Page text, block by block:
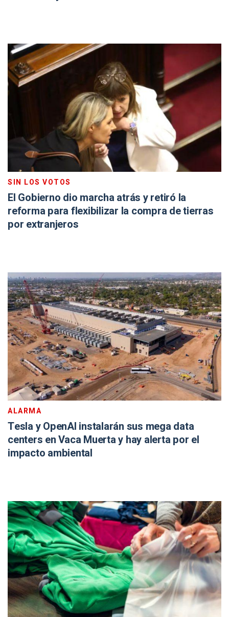
SIN LOS VOTOS
El Gobierno dio marcha atrás y retiró la
reforma para flexibilizar la compra de tierras
por extranjeros
ALARMA
Tesla y OpenAI instalarán sus mega data
centers en Vaca Muerta y hay alerta por el
impacto ambiental